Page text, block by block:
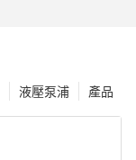
產品
液壓泵浦